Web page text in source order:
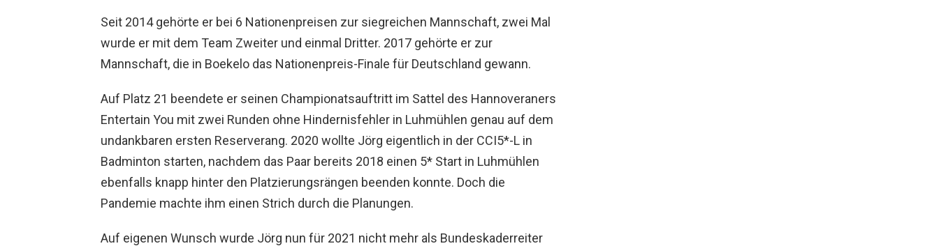
Seit 2014 gehörte er bei 6 Nationenpreisen zur siegreichen Mannschaft, zwei Mal
wurde er mit dem Team Zweiter und einmal Dritter. 2017 gehörte er zur
Mannschaft, die in Boekelo das Nationenpreis-Finale für Deutschland gewann.
Auf Platz 21 beendete er seinen Championatsauftritt im Sattel des Hannoveraners
Entertain You mit zwei Runden ohne Hindernisfehler in Luhmühlen genau auf dem
undankbaren ersten Reserverang. 2020 wollte Jörg eigentlich in der CCI5*-L in
Badminton starten, nachdem das Paar bereits 2018 einen 5* Start in Luhmühlen
ebenfalls knapp hinter den Platzierungsrängen beenden konnte. Doch die
Pandemie machte ihm einen Strich durch die Planungen.
Auf eigenen Wunsch wurde Jörg nun für 2021 nicht mehr als Bundeskaderreiter